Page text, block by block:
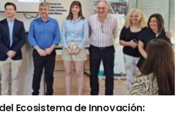
Ecosistema de Innovación: